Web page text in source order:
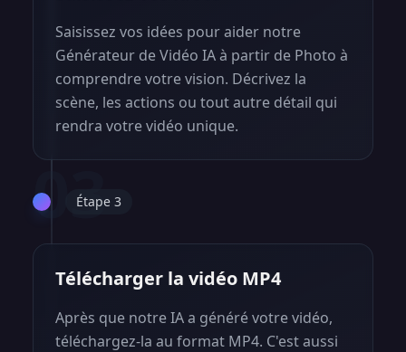
Saisissez vos idées pour aider notre
Générateur de Vidéo IA à partir de Photo à
comprendre votre vision. Décrivez la
scène, les actions ou tout autre détail qui
rendra votre vidéo unique.
03
Étape 3
Télécharger la vidéo MP4
Après que notre IA a généré votre vidéo,
téléchargez-la au format MP4. C'est aussi